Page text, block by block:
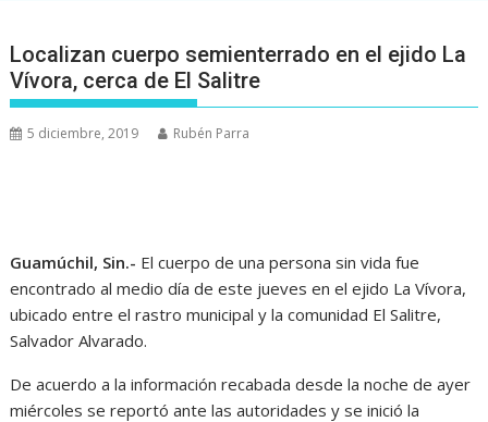
Localizan cuerpo semienterrado en el ejido La
Vívora, cerca de El Salitre
5 diciembre, 2019 Rubén Parra
Guamúchil, Sin.- El cuerpo de una persona sin vida fue
encontrado al medio día de este jueves en el ejido La Vívora,
ubicado entre el rastro municipal y la comunidad El Salitre,
Salvador Alvarado.
De acuerdo a la información recabada desde la noche de ayer
miércoles se reportó ante las autoridades y se inició la